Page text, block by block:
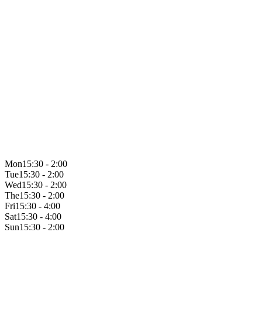
Mon15:30 - 2:00
Tue15:30 - 2:00
Wed15:30 - 2:00
The15:30 - 2:00
Fri15:30 - 4:00
Sat15:30 - 4:00
Sun15:30 - 2:00